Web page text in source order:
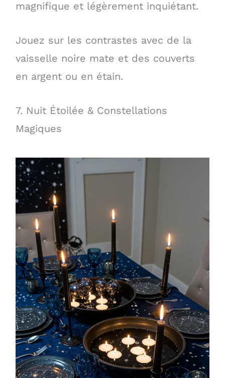
magnifique et légèrement inquiétant.
Jouez sur les contrastes avec de la
vaisselle noire mate et des couverts
en argent ou en étain.
7. Nuit Étoilée & Constellations
Magiques